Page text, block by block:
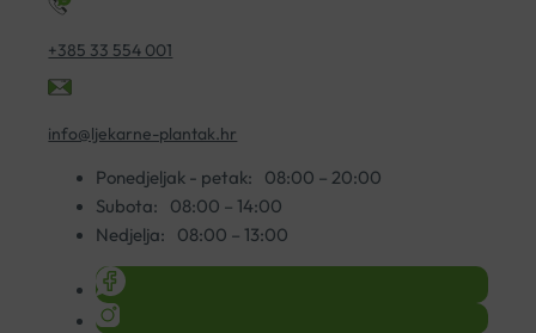
+385 33 554 001
info@ljekarne-plantak.hr
Ponedjeljak - petak:
08:00 – 20:00
Subota:
08:00 – 14:00
Nedjelja:
08:00 – 13:00